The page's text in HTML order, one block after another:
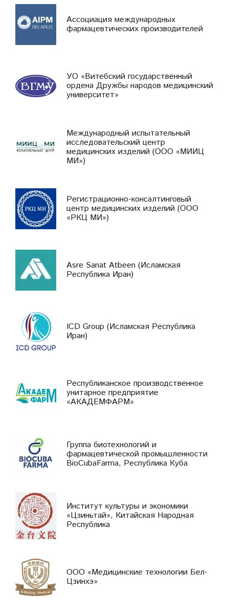
Ассоциация международных
фармацевтических производителей
УО «Витебский государственный
ордена Дружбы народов медицинский
университет»
Международный испытательный
исследовательский центр
медицинских изделий (ООО «МИИЦ
МИ»)
Регистрационно-консалтинговый
центр медицинских изделий (ООО
«РКЦ МИ»)
Asre Sanat Atbeen (Исламская
Республика Иран)
ICD Group (Исламская Республика
Иран)
Республиканское производственное
унитарное предприятие
«АКАДЕМФАРМ»
Группа биотехнологий и
фармацевтической промышленности
BioCubaFarma, Республика Куба
Институт культуры и экономики
«Цзиньтай», Китайская Народная
Республика
ООО «Медицинские технологии Бел-
Цзинхэ»